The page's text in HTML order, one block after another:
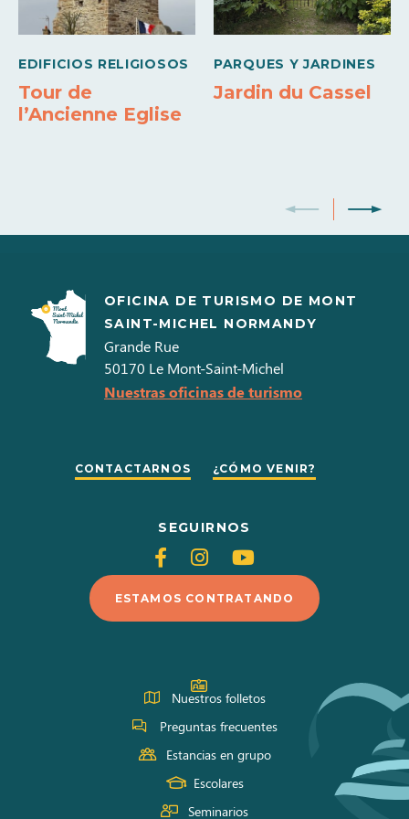
10h00 à
18h00
Vendredi
10h00 à
18h00
EDIFICIOS RELIGIOSOS
Tour de
l’Ancienne Eglise
PARQUES Y JARDINES
Jardin du Cassel
OFICINA DE TURISMO DE MONT
SAINT-MICHEL NORMANDY
Grande Rue
50170 Le Mont-Saint-Michel
Nuestras oficinas de turismo
CONTACTARNOS ¿CÓMO VENIR?
SEGUIRNOS
Siganos
en
Facebook
Siganos
en
Instagram
Siganos
en
Youtube
ESTAMOS CONTRATANDO
Nuestros folletos
Preguntas frecuentes
Estancias en grupo
Escolares
Seminarios